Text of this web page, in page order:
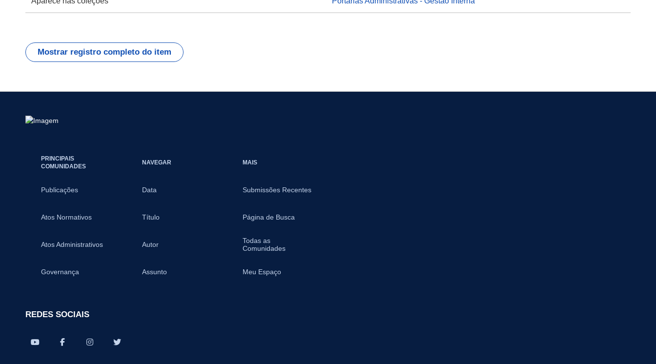
Mostrar registro completo do item
PRINCIPAIS
COMUNIDADES
Publicações
Atos Normativos
Atos Administrativos
Governança
NAVEGAR
Data
Título
Autor
Assunto
MAIS
Submissões Recentes
Página de Busca
Todas as
Comunidades
Meu Espaço
REDES SOCIAIS